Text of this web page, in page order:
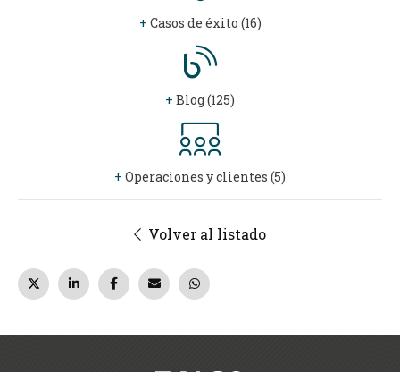
+ Casos de éxito (16)
+ Blog (125)
+ Operaciones y clientes (5)
Volver al listado